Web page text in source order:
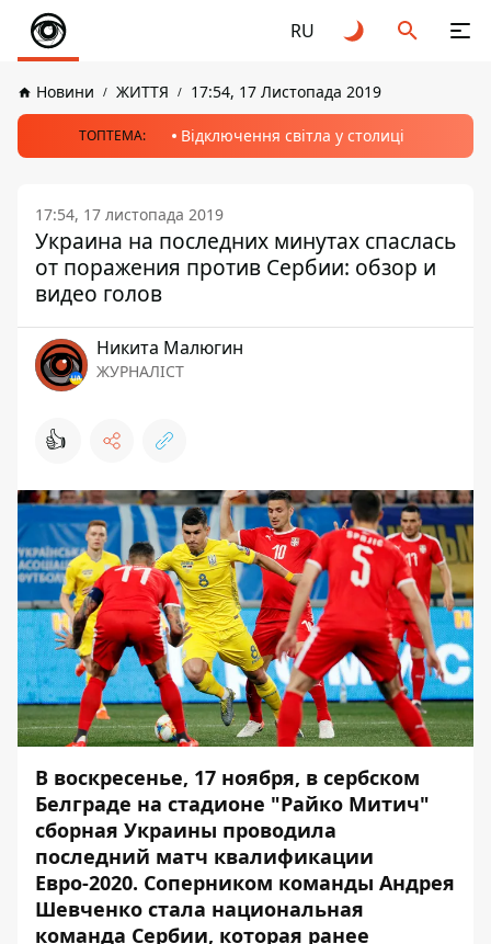
RU
Новини ЖИТТЯ 17:54, 17 Листопада 2019
ТОПТЕМА: Відключення світла у столиці
17:54, 17 листопада 2019
Украина на последних минутах спаслась
от поражения против Сербии: обзор и
видео голов
Никита Малюгин
ЖУРНАЛІСТ
👍
В воскресенье, 17 ноября, в сербском
Белграде на стадионе "Райко Митич"
сборная Украины проводила
последний матч квалификации
Евро-2020. Соперником команды Андрея
Шевченко стала национальная
команда Сербии, которая ранее